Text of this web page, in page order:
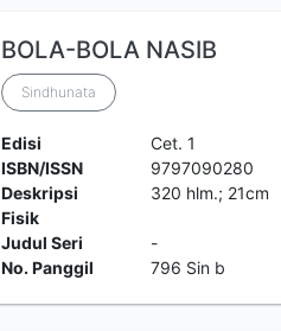
BOLA-BOLA NASIB
Sindhunata
Edisi
Cet. 1
ISBN/ISSN
9797090280
Deskripsi
Fisik
320 hlm.; 21cm
Judul Seri
-
No. Panggil
796 Sin b